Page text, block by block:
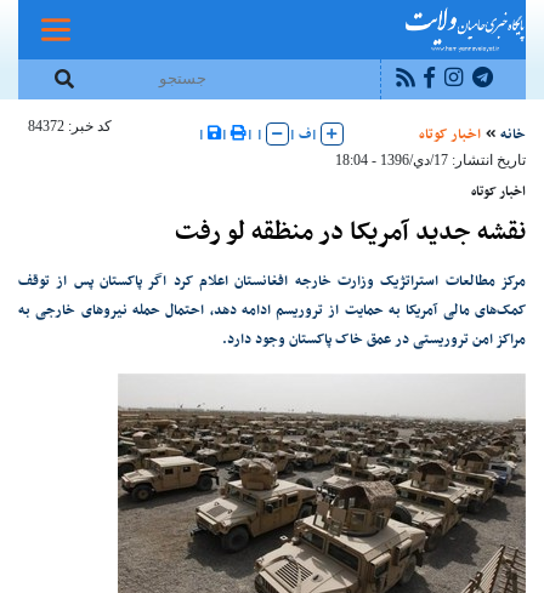
خانه اخبار کوتاه |ف |
|
|
|
|
کد خبر: 84372
تاریخ انتشار: 17/دي/1396 - 18:04
اخبار کوتاه
نقشه جدید آمریکا در منظقه لو رفت
مرکز مطالعات استراتژیک وزارت خارجه افغانستان اعلام کرد اگر پاکستان پس از توقف
کمک‌های مالی آمریکا به حمایت از تروریسم ادامه دهد، احتمال حمله نیروهای خارجی به
مراکز امن تروریستی در عمق خاک پاکستان وجود دارد.